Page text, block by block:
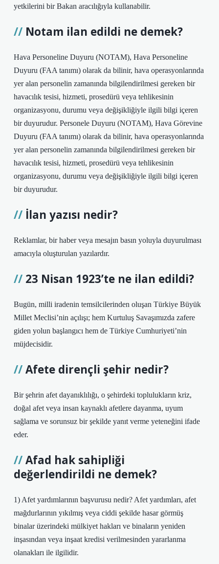
yetkilerini bir Bakan aracılığıyla kullanabilir.
Notam ilan edildi ne demek?
Hava Personeline Duyuru (NOTAM), Hava Personeline
Duyuru (FAA tanımı) olarak da bilinir, hava operasyonlarında
yer alan personelin zamanında bilgilendirilmesi gereken bir
havacılık tesisi, hizmeti, prosedürü veya tehlikesinin
organizasyonu, durumu veya değişikliğiyle ilgili bilgi içeren
bir duyurudur. Personele Duyuru (NOTAM), Hava Görevine
Duyuru (FAA tanımı) olarak da bilinir, hava operasyonlarında
yer alan personelin zamanında bilgilendirilmesi gereken bir
havacılık tesisi, hizmeti, prosedürü veya tehlikesinin
organizasyonu, durumu veya değişikliğiyle ilgili bilgi içeren
bir duyurudur.
İlan yazısı nedir?
Reklamlar, bir haber veya mesajın basın yoluyla duyurulması
amacıyla oluşturulan yazılardır.
23 Nisan 1923’te ne ilan edildi?
Bugün, milli iradenin temsilcilerinden oluşan Türkiye Büyük
Millet Meclisi’nin açılışı; hem Kurtuluş Savaşımızda zafere
giden yolun başlangıcı hem de Türkiye Cumhuriyeti’nin
müjdecisidir.
Afete dirençli şehir nedir?
Bir şehrin afet dayanıklılığı, o şehirdeki toplulukların kriz,
doğal afet veya insan kaynaklı afetlere dayanma, uyum
sağlama ve sorunsuz bir şekilde yanıt verme yeteneğini ifade
eder.
Afad hak sahipliği
değerlendirildi ne demek?
1) Afet yardımlarının başvurusu nedir? Afet yardımları, afet
mağdurlarının yıkılmış veya ciddi şekilde hasar görmüş
binalar üzerindeki mülkiyet hakları ve binaların yeniden
inşasından veya inşaat kredisi verilmesinden yararlanma
olanakları ile ilgilidir.